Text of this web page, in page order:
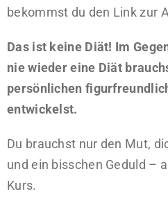
bekommst du den Link zur
Das ist keine Diät! Im
nie wieder eine Diät
persönlichen
entwickelst.
Du brauchst nur den Mut,
und ein bisschen Geduld –
Kurs.